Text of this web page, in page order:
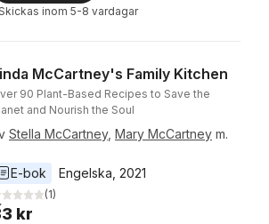
inom 5-8 vardagar
McCartney's Family Kitchen
90 Plant-Based Recipes to Save the
and Nourish the Soul
Stella McCartney, Mary McCartney m.
E-bok
Engelska 2021
utav 5 stjärnor. Totalt antal röster:
(1)
kr